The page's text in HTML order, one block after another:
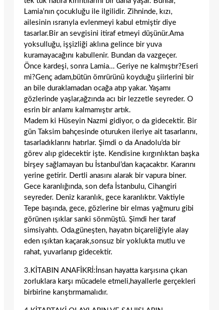
Lamia’nın çocukluğu ile ilgilidir. Zihninde, kızı,
ailesinin ısrarıyla evlenmeyi kabul etmiştir diye
tasarlar.Bir an sevgisini itiraf etmeyi düşünür.Ama
yoksulluğu, işşizliği aklına gelince bir yuva
kuramayacağını kabullenir. Bundan da vazgeçer.
Önce kardeşi, sonra Lamia… Geriye ne kalmıştır?Eseri
mi?Genç adam,bütün ömrürünü koyduğu şiirlerini bir
an bile duraklamadan ocağa atıp yakar. Yaşamı
gözlerinde yaşlar,ağzında acı bir lezzetle seyreder. O
esrin bir anlamı kalmamıştır artık.
Madem ki Hüseyin Nazmi gidiyor, o da gidecektir. Bir
gün Taksim bahçesinde oturuken ileriye ait tasarlarını,
tasarladıklarını hatırlar. Şimdi o da Anadolu’da bir
görev alıp gidecektir işte. Kendisine kırgınlıktan başka
birşey sağlamayan bu İstanbul’dan kaçacaktır. Kararını
yerine getirir. Dertli anasını alarak bir vapura biner.
Gece karanlığında, son defa İstanbulu, Cihangiri
seyreder. Deniz karanlık, gece karanlıktır. Vaktiyle
Tepe başında, gece, gözlerine bir elmas yağmuru gibi
görünen ışıklar sanki sönmüştü. Şimdi her taraf
simsiyahtı. Oda,güneşten, hayatın biçareliğiyle alay
eden ışıktan kaçarak,sonsuz bir yoklukta mutlu ve
rahat, yuvarlanıp gidecektir.
3.KİTABIN ANAFİKRİ:İnsan hayatta karşısına çıkan
zorluklara karşı mücadele etmeli,hayallerle gerçekleri
birbirine karıştırmamalıdır.